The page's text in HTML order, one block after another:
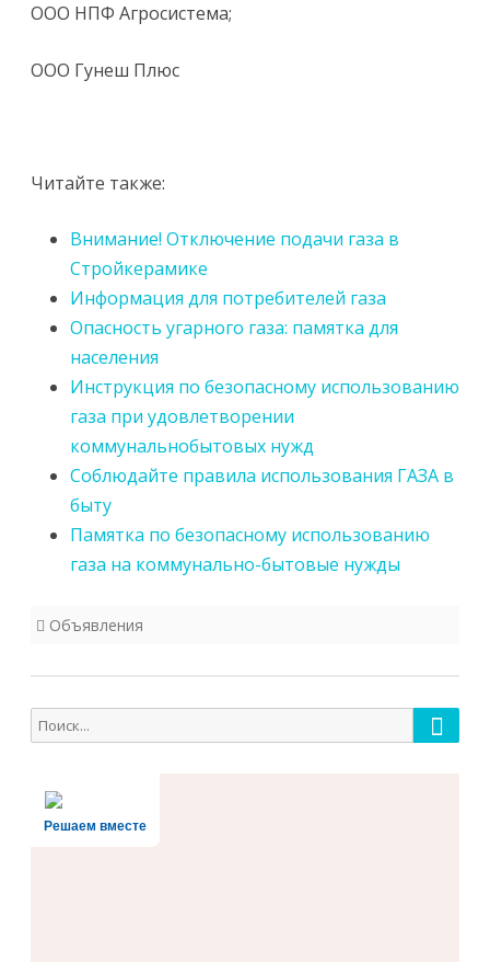
ООО НПФ Агросистема;
ООО Гунеш Плюс
Читайте также:
Внимание! Отключение подачи газа в
Стройкерамике
Информация для потребителей газа
Опасность угарного газа: памятка для
населения
Инструкция по безопасному использованию
газа при удовлетворении
коммунальнобытовых нужд
Соблюдайте правила использования ГАЗА в
быту
Памятка по безопасному использованию
газа на коммунально-бытовые нужды
Объявления
Поиск
для:
Поиск
Решаем вместе